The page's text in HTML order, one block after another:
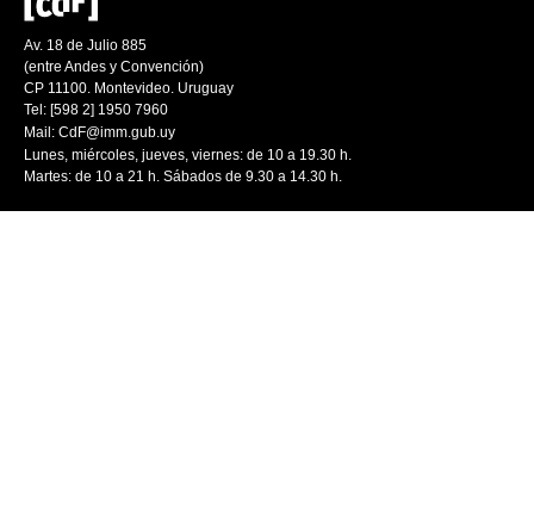
Av. 18 de Julio 885
(entre Andes y Convención)
CP 11100. Montevideo. Uruguay
Tel: [598 2] 1950 7960
Mail: CdF@imm.gub.uy
Lunes, miércoles, jueves, viernes: de 10 a 19.30 h.
Martes: de 10 a 21 h. Sábados de 9.30 a 14.30 h.